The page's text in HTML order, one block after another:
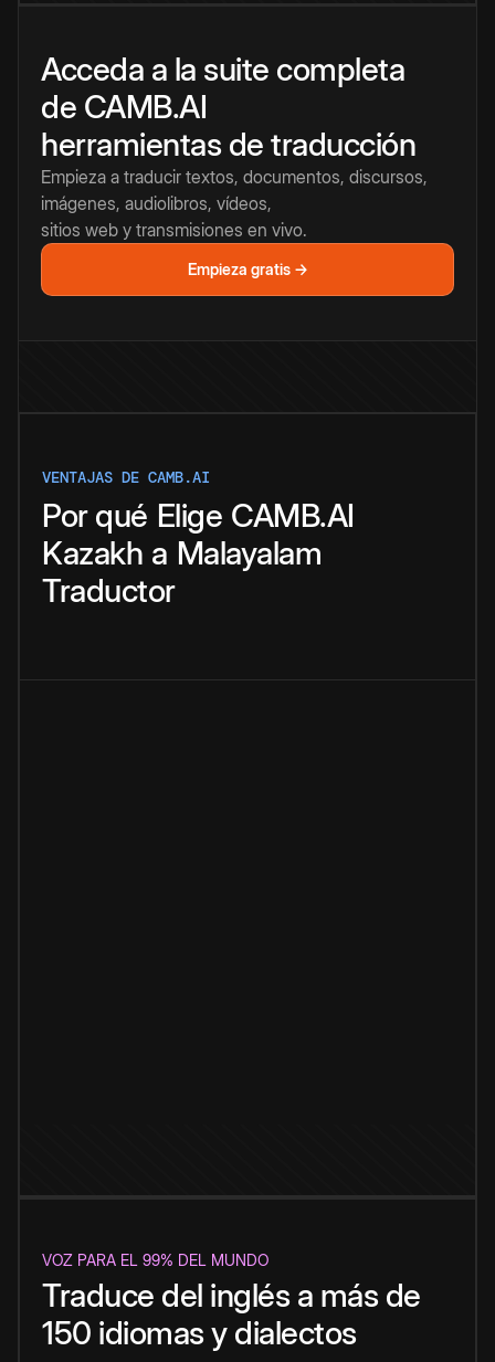
Acceda a la suite completa
de CAMB.AI
herramientas de traducción
Empieza a traducir textos, documentos, discursos,
imágenes, audiolibros, vídeos,
sitios web y transmisiones en vivo.
Empieza gratis →
VENTAJAS DE CAMB.AI
Por qué Elige CAMB.AI
Kazakh a Malayalam
Traductor
VOZ PARA EL 99% DEL MUNDO
Traduce del inglés a más de
150 idiomas y dialectos